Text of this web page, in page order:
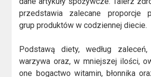
przedstawia zalecane proporcje
grup produktów w codziennej diecie.
Podstawą diety, według
warzywa oraz, w mniejszej ilości,
one bogactwo witamin, błonnika